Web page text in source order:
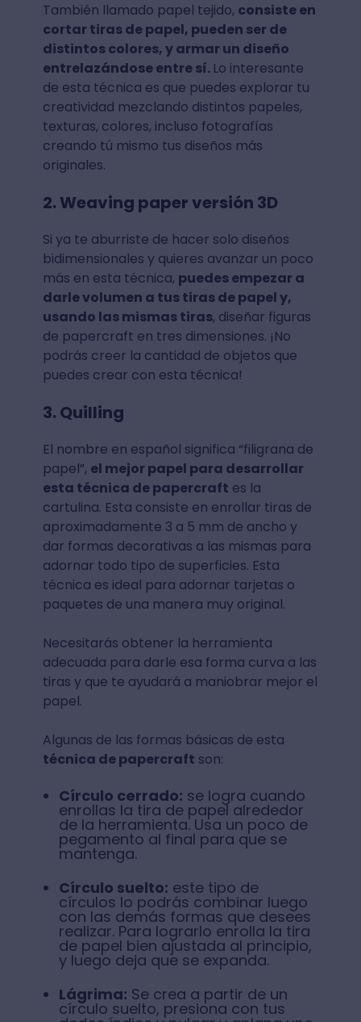
También llamado papel tejido, consiste en
cortar tiras de papel, pueden ser de
distintos colores, y armar un diseño
entrelazándose entre sí. Lo interesante
de esta técnica es que puedes explorar tu
creatividad mezclando distintos papeles,
texturas, colores, incluso fotografías
creando tú mismo tus diseños más
originales.
2. Weaving paper versión 3D
Si ya te aburriste de hacer solo diseños
bidimensionales y quieres avanzar un poco
más en esta técnica, puedes empezar a
darle volumen a tus tiras de papel y,
usando las mismas tiras, diseñar figuras
de papercraft en tres dimensiones. ¡No
podrás creer la cantidad de objetos que
puedes crear con esta técnica!
3. Quilling
El nombre en español significa “filigrana de
papel”, el mejor papel para desarrollar
esta técnica de papercraft es la
cartulina. Esta consiste en enrollar tiras de
aproximadamente 3 a 5 mm de ancho y
dar formas decorativas a las mismas para
adornar todo tipo de superficies. Esta
técnica es ideal para adornar tarjetas o
paquetes de una manera muy original.
Necesitarás obtener la herramienta
adecuada para darle esa forma curva a las
tiras y que te ayudará a maniobrar mejor el
papel.
Algunas de las formas básicas de esta
técnica de papercraft son:
Círculo cerrado: se logra cuando
enrollas la tira de papel alrededor
de la herramienta. Usa un poco de
pegamento al final para que se
mantenga.
Círculo suelto: este tipo de
círculos lo podrás combinar luego
con las demás formas que desees
realizar. Para lograrlo enrolla la tira
de papel bien ajustada al principio,
y luego deja que se expanda.
Lágrima: Se crea a partir de un
círculo suelto, presiona con tus